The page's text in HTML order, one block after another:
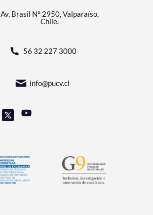
Av. Brasil N° 2950, Valparaíso,
Chile.
56 32 227 3000
info@pucv.cl